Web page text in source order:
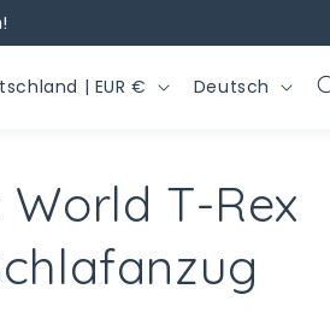
Deutschland | EUR €
S
a
c
h
Deutsch
T-Rex